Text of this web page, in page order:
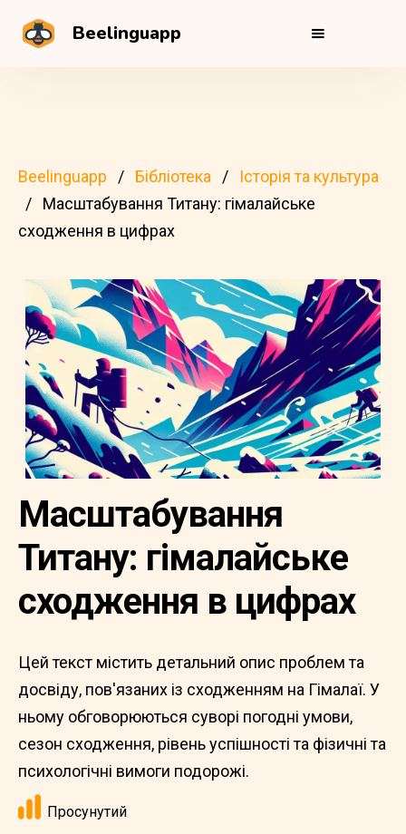
Beelinguapp
Beelinguapp Бібліотека
Історія та культура
Масштабування Титану: гімалайське
сходження в цифрах
Масштабування
Титану: гімалайське
сходження в цифрах
Цей текст містить детальний опис проблем та
досвіду, пов'язаних із сходженням на Гімалаї. У
ньому обговорюються суворі погодні умови,
сезон сходження, рівень успішності та фізичні та
психологічні вимоги подорожі.
Просунутий